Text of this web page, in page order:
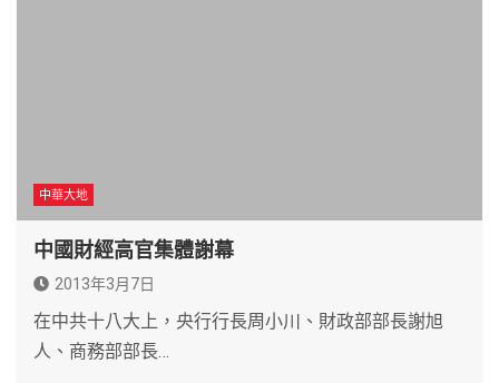
中華大地
中國財經高官集體謝幕
2013年3月7日
在中共十八大上，央行行長周小川、財政部部長謝旭
人、商務部部長…